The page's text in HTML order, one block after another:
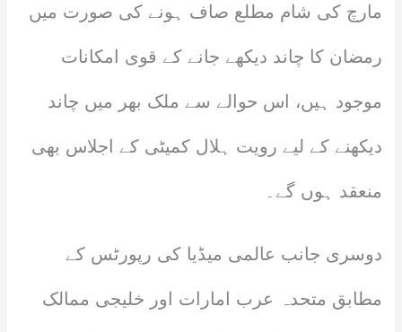
مارچ کی شام مطلع صاف ہونے کی صورت میں
رمضان کا چاند دیکھے جانے کے قوی امکانات
موجود ہیں، اس حوالے سے ملک بھر میں چاند
دیکھنے کے لیے رویت ہلال کمیٹی کے اجلاس بھی
منعقد ہوں گے۔
دوسری جانب عالمی میڈیا کی رپورٹس کے
مطابق متحدہ عرب امارات اور خلیجی ممالک